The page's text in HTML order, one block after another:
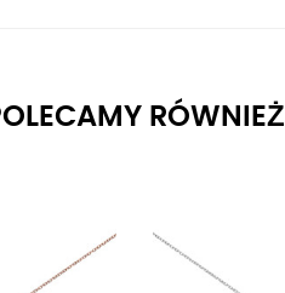
RÓWNIEŻ